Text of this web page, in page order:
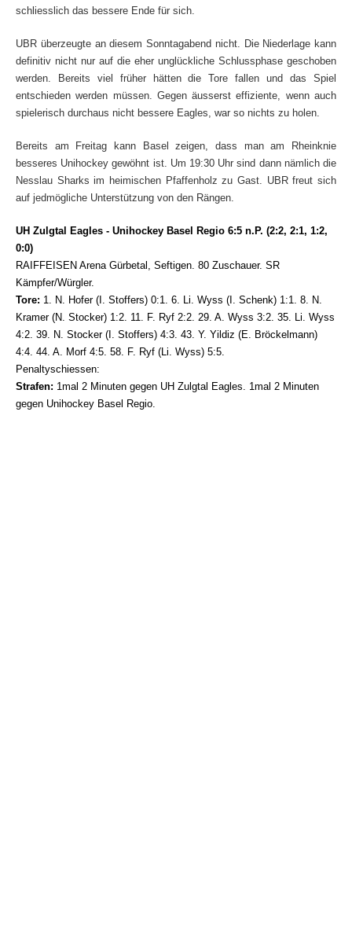
schliesslich das bessere Ende für sich.
UBR überzeugte an diesem Sonntagabend nicht. Die Niederlage kann
definitiv nicht nur auf die eher unglückliche Schlussphase geschoben
werden. Bereits viel früher hätten die Tore fallen und das Spiel
entschieden werden müssen. Gegen äusserst effiziente, wenn auch
spielerisch durchaus nicht bessere Eagles, war so nichts zu holen.
Bereits am Freitag kann Basel zeigen, dass man am Rheinknie
besseres Unihockey gewöhnt ist. Um 19:30 Uhr sind dann nämlich die
Nesslau Sharks im heimischen Pfaffenholz zu Gast. UBR freut sich
auf jedmögliche Unterstützung von den Rängen.
UH Zulgtal Eagles - Unihockey Basel Regio 6:5 n.P. (2:2, 2:1, 1:2,
0:0)
RAIFFEISEN Arena Gürbetal, Seftigen. 80 Zuschauer. SR
Kämpfer/Würgler.
Tore: 1. N. Hofer (I. Stoffers) 0:1. 6. Li. Wyss (I. Schenk) 1:1. 8. N.
Kramer (N. Stocker) 1:2. 11. F. Ryf 2:2. 29. A. Wyss 3:2. 35. Li. Wyss
4:2. 39. N. Stocker (I. Stoffers) 4:3. 43. Y. Yildiz (E. Bröckelmann)
4:4. 44. A. Morf 4:5. 58. F. Ryf (Li. Wyss) 5:5.
Penaltyschiessen:
Strafen: 1mal 2 Minuten gegen UH Zulgtal Eagles. 1mal 2 Minuten
gegen Unihockey Basel Regio.